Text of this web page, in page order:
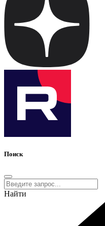
Поиск
Найти